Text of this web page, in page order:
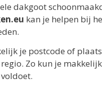
dakgoot
kan je helpen bij
je postcode of
Zo kun je